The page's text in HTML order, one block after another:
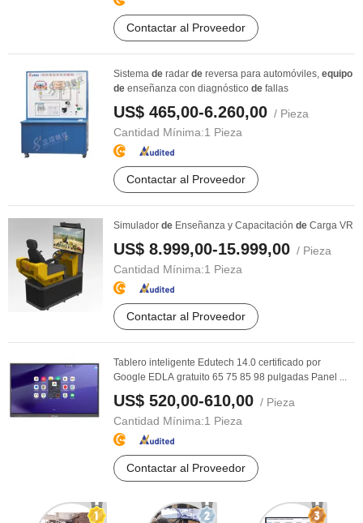
Contactar al Proveedor
Sistema de radar de reversa para automóviles, equipo
de enseñanza con diagnóstico de fallas
US$ 465,00-6.260,00 / Pieza
Cantidad Mínima:1 Pieza
Contactar al Proveedor
Simulador de Enseñanza y Capacitación de Carga VR
US$ 8.999,00-15.999,00 / Pieza
Cantidad Mínima:1 Pieza
Contactar al Proveedor
Tablero inteligente Edutech 14.0 certificado por
Google EDLA gratuito 65 75 85 98 pulgadas Panel ...
US$ 520,00-610,00 / Pieza
Cantidad Mínima:1 Pieza
Contactar al Proveedor